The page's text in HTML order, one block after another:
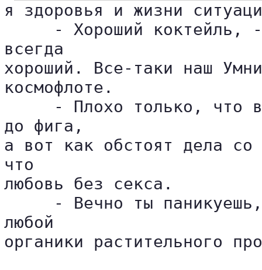
я здоровья и жизни
- Хороший коктейль,
всегда
хороший. Все-таки наш
космофлоте.
- Плохо только, что
до фига,
а вот как обстоят дела со
что
любовь без секса.
- Вечно ты
любой
органики растительного